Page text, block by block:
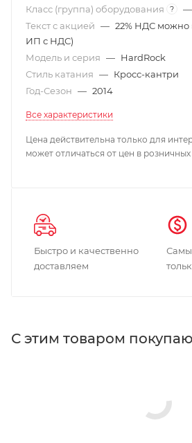
Класс (группа) оборудования
? —
Текст с акцией — 22% НДС можно
ИП с НДС)
Модель и серия — HardRock
Стиль катания — Кросс-кантри
Год-Сезон — 2014
Все характеристики
Цена действительна только для
может отличаться от цен в розничных
Быстро и качественно
доставляем
С этим товаром